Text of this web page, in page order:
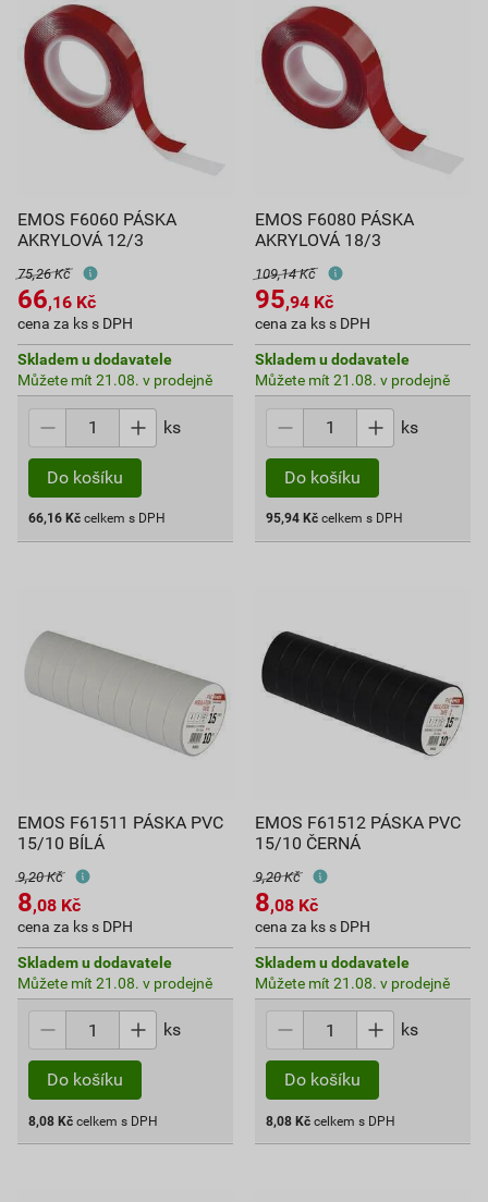
EMOS F6060 PÁSKA
AKRYLOVÁ 12/3
75,26 Kč
66,16 Kč
cena za ks s DPH
Skladem u dodavatele
Můžete mít 21.08. v prodejně
ks
Do košíku
66,16 Kč celkem s DPH
EMOS F6080 PÁSKA
AKRYLOVÁ 18/3
109,14 Kč
95,94 Kč
cena za ks s DPH
Skladem u dodavatele
Můžete mít 21.08. v prodejně
ks
Do košíku
95,94 Kč celkem s DPH
EMOS F61511 PÁSKA PVC
15/10 BÍLÁ
9,20 Kč
8,08 Kč
cena za ks s DPH
Skladem u dodavatele
Můžete mít 21.08. v prodejně
ks
Do košíku
8,08 Kč celkem s DPH
EMOS F61512 PÁSKA PVC
15/10 ČERNÁ
9,20 Kč
8,08 Kč
cena za ks s DPH
Skladem u dodavatele
Můžete mít 21.08. v prodejně
ks
Do košíku
8,08 Kč celkem s DPH